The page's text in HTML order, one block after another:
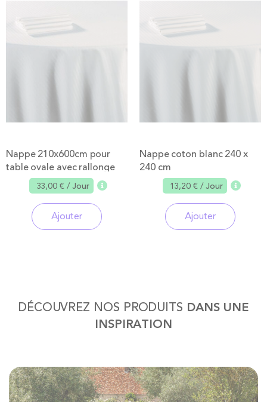
Nappe 210x600cm pour
table ovale avec rallonge
33,00 €/ Jour
Ajouter
Nappe coton blanc 240 x
240 cm
13,20 €/ Jour
Ajouter
DÉCOUVREZ NOS PRODUITS DANS UNE
INSPIRATION